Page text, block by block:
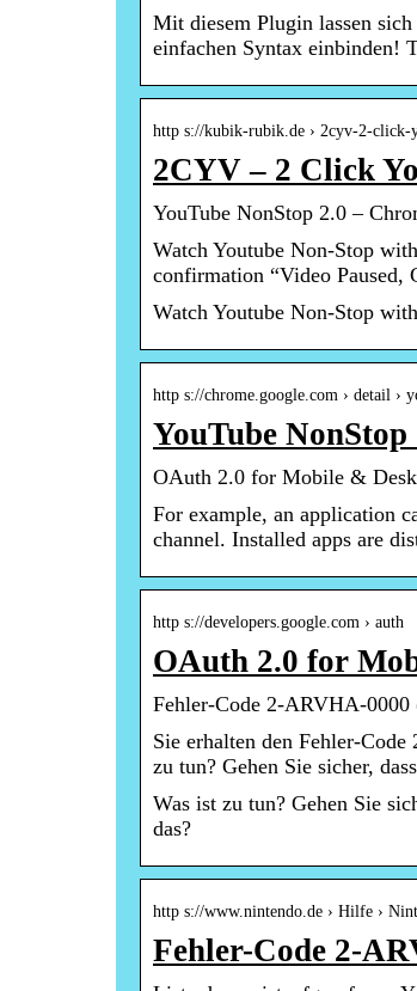
Mit diesem Plugin lassen
einfachen Syntax einbinden!
http s://kubik-rubik.de › 2cyv-2-click-
2CYV – 2 Click
YouTube NonStop 2.0 –
Watch Youtube Non-Stop
confirmation “Video Paused,
Watch Youtube Non-Stop
http s://chrome.google.com › detail ›
YouTube NonStop
OAuth 2.0 for Mobile &
For example, an application
channel. Installed apps are
http s://developers.google.com › auth
OAuth 2.0 for
Fehler-Code 2-ARVHA-
Sie erhalten den Fehler-
zu tun? Gehen Sie sicher,
Was ist zu tun? Gehen Sie
das?
http s://www.nintendo.de › Hilfe ›
Fehler-Code 2-